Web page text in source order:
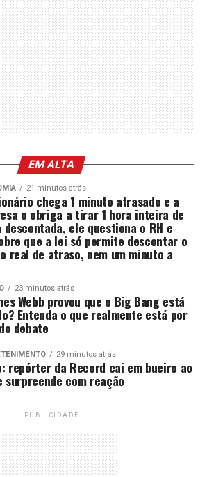
EM ALTA
21 minutos atrás
chega 1 minuto atrasado e a
o obriga a tirar 1 hora inteira de
ele questiona o RH e
que a lei só permite descontar o
real de atraso, nem um minuto a
23 minutos atrás
Webb provou que o Big Bang está
Entenda o que realmente está por
debate
29 minutos atrás
repórter da Record cai em bueiro ao
surpreende com reação
PUBLICIDADE